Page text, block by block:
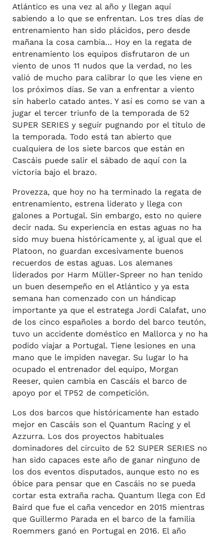
Atlántico es una vez al año y llegan aquí
sabiendo a lo que se enfrentan. Los tres días de
entrenamiento han sido plácidos, pero desde
mañana la cosa cambia… Hoy en la regata de
entrenamiento los equipos disfrutaron de un
viento de unos 11 nudos que la verdad, no les
valió de mucho para calibrar lo que les viene en
los próximos días. Se van a enfrentar a viento
sin haberlo catado antes. Y así es como se van a
jugar el tercer triunfo de la temporada de 52
SUPER SERIES y seguir pugnando por el título de
la temporada. Todo está tan abierto que
cualquiera de los siete barcos que están en
Cascáis puede salir el sábado de aquí con la
victoria bajo el brazo.
Provezza, que hoy no ha terminado la regata de
entrenamiento, estrena liderato y llega con
galones a Portugal. Sin embargo, esto no quiere
decir nada. Su experiencia en estas aguas no ha
sido muy buena históricamente y, al igual que el
Platoon, no guardan excesivamente buenos
recuerdos de estas aguas. Los alemanes
liderados por Harm Müller-Spreer no han tenido
un buen desempeño en el Atlántico y ya esta
semana han comenzado con un hándicap
importante ya que el estratega Jordi Calafat, uno
de los cinco españoles a bordo del barco teutón,
tuvo un accidente doméstico en Mallorca y no ha
podido viajar a Portugal. Tiene lesiones en una
mano que le impiden navegar. Su lugar lo ha
ocupado el entrenador del equipo, Morgan
Reeser, quien cambia en Cascáis el barco de
apoyo por el TP52 de competición.
Los dos barcos que históricamente han estado
mejor en Cascáis son el Quantum Racing y el
Azzurra. Los dos proyectos habituales
dominadores del circuito de 52 SUPER SERIES no
han sido capaces este año de ganar ninguno de
los dos eventos disputados, aunque esto no es
óbice para pensar que en Cascáis no se pueda
cortar esta extraña racha. Quantum llega con Ed
Baird que fue el caña vencedor en 2015 mientras
que Guillermo Parada en el barco de la familia
Roemmers ganó en Portugal en 2016. El año